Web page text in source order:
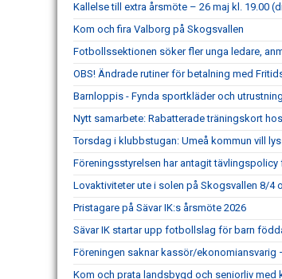
Kallelse till extra årsmöte – 26 maj kl. 19.00
Kom och fira Valborg på Skogsvallen
Fotbollssektionen söker fler unga ledare,
OBS! Ändrade rutiner för betalning med
Barnloppis - Fynda sportkläder och
Nytt samarbete: Rabatterade träningskort
Torsdag i klubbstugan: Umeå kommun vill
Föreningsstyrelsen har antagit tävlingspolicy
Lovaktiviteter ute i solen på Skogsvallen 8/4
Pristagare på Sävar IK:s årsmöte 2026
Sävar IK startar upp fotbollslag för barn
Föreningen saknar kassör/
Kom och prata landsbygd och seniorliv